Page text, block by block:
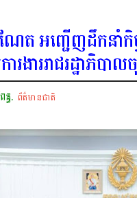
ត អញ្ជើញដឹកនាំកិច្
ាររាជរដ្ឋាភិបាល
ន្ធ. ព័ត៌មានជាតិ